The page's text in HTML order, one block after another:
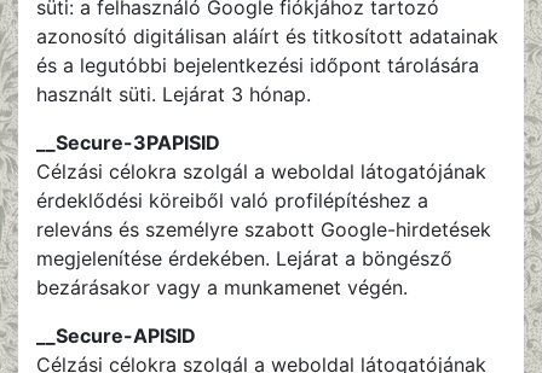
süti: a felhasználó Google fiókjához tartozó
azonosító digitálisan aláírt és titkosított adatainak
és a legutóbbi bejelentkezési időpont tárolására
használt süti. Lejárat 3 hónap.
__Secure-3PAPISID
Célzási célokra szolgál a weboldal látogatójának
érdeklődési köreiből való profilépítéshez a
releváns és személyre szabott Google-hirdetések
megjelenítése érdekében. Lejárat a böngésző
bezárásakor vagy a munkamenet végén.
__Secure-APISID
Célzási célokra szolgál a weboldal látogatójának